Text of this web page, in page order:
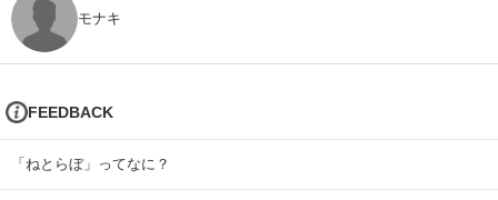
モナキ
FEEDBACK
「ねとらぼ」ってなに？